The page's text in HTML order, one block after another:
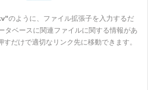
のように、ファイル拡張子を入力するだ
タベースに関連ファイルに関する情報があ
すだけで適切なリンク先に移動できます。